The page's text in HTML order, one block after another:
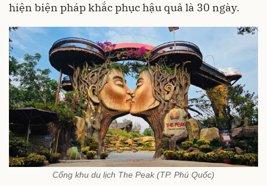
hiện biện pháp khắc phục hậu quả là 30 ngày.
Cổng khu du lịch The Peak (TP. Phú Quốc)